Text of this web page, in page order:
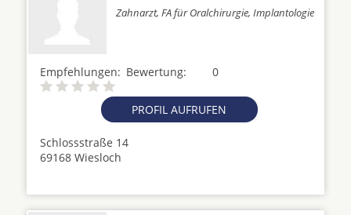
Zahnarzt, FA für Oralchirurgie, Implantologie
Empfehlungen: 0
Bewertung:
PROFIL AUFRUFEN
Schlossstraße 14
69168 Wiesloch